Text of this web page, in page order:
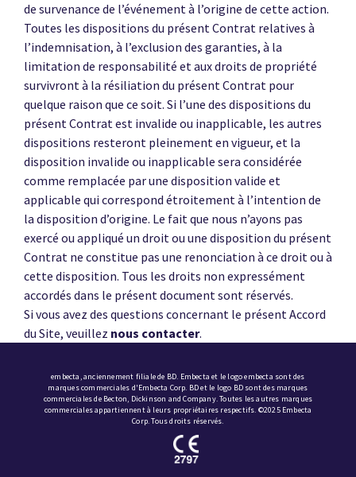
de survenance de l’événement à l’origine de cette action.
Toutes les dispositions du présent Contrat relatives à
l’indemnisation, à l’exclusion des garanties, à la
limitation de responsabilité et aux droits de propriété
survivront à la résiliation du présent Contrat pour
quelque raison que ce soit. Si l’une des dispositions du
présent Contrat est invalide ou inapplicable, les autres
dispositions resteront pleinement en vigueur, et la
disposition invalide ou inapplicable sera considérée
comme remplacée par une disposition valide et
applicable qui correspond étroitement à l’intention de
la disposition d’origine. Le fait que nous n’ayons pas
exercé ou appliqué un droit ou une disposition du présent
Contrat ne constitue pas une renonciation à ce droit ou à
cette disposition. Tous les droits non expressément
accordés dans le présent document sont réservés.
Si vous avez des questions concernant le présent Accord
du Site, veuillez nous contacter.
embecta, anciennement filiale de BD. Embecta et le logo embecta sont des
marques commerciales d'Embecta Corp. BD et le logo BD sont des marques
commerciales de Becton, Dickinson and Company. Toutes les autres marques
commerciales appartiennent à leurs propriétaires respectifs. ©2025 Embecta
Corp. Tous droits réservés.